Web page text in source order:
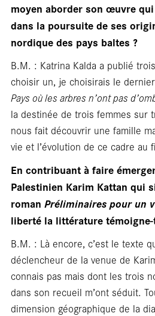
moyen aborder son œuvre
dans la poursuite de ses
nordique des pays baltes ?
B.M. : Katrina Kalda a publié
choisir un, je choisirais le
Pays où les arbres n’ont pas
la destinée de trois femmes sur
nous fait découvrir une famille
vie et l’évolution de ce cadre au
En contribuant à faire
Palestinien Karim Kattan qui
roman Préliminaires pour un
liberté la littérature témoigne-
B.M. : Là encore, c’est le texte
déclencheur de la venue de
connais pas mais dont les trois
dans son recueil m’ont séduit.
dimension géographique de la